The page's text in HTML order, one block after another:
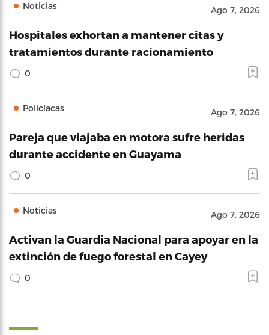
Noticias Ago 7, 2026
Hospitales exhortan a mantener citas y
tratamientos durante racionamiento
0
Policíacas Ago 7, 2026
Pareja que viajaba en motora sufre heridas
durante accidente en Guayama
0
Noticias Ago 7, 2026
Activan la Guardia Nacional para apoyar en la
extinción de fuego forestal en Cayey
0